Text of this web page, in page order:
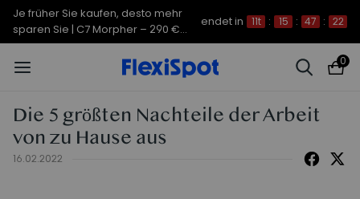
Je früher Sie kaufen, desto mehr
sparen Sie | C7 Morpher – 290 €
Rabatt
endet in 11t : 15 : 47 : 22
0
Die 5 größten Nachteile der Arbeit
von zu Hause aus
16.02.2022